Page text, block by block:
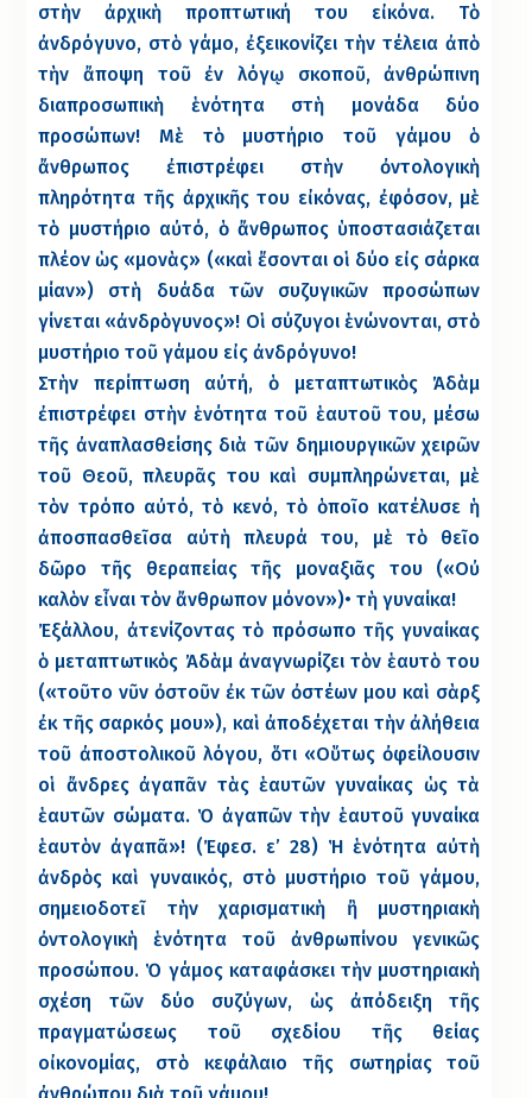
στὴν ἀρχικὴ προπτωτική του εἰκόνα. Τὸ
ἀνδρόγυνο, στὸ γάμο, ἐξεικονίζει τὴν τέλεια ἀπὸ
τὴν ἄποψη τοῦ ἐν λόγῳ σκοποῦ, ἀνθρώπινη
διαπροσωπικὴ ἑνότητα στὴ μονάδα δύο
προσώπων! Μὲ τὸ μυστήριο τοῦ γάμου ὁ
ἄνθρωπος ἐπιστρέφει στὴν ὀντολογικὴ
πληρότητα τῆς ἀρχικῆς του εἰκόνας, ἐφόσον, μὲ
τὸ μυστήριο αὐτό, ὁ ἄνθρωπος ὑποστασιάζεται
πλέον ὡς «μονὰς» («καὶ ἔσονται οἱ δύο εἰς σάρκα
μίαν») στὴ δυάδα τῶν συζυγικῶν προσώπων
γίνεται «ἀνδρὸγυνος»! Οἱ σύζυγοι ἑνώνονται, στὸ
μυστήριο τοῦ γάμου εἰς ἀνδρόγυνο!
Στὴν περίπτωση αὐτή, ὁ μεταπτωτικὸς Ἀδὰμ
ἐπιστρέφει στὴν ἑνότητα τοῦ ἑαυτοῦ του, μέσω
τῆς ἀναπλασθείσης διὰ τῶν δημιουργικῶν χειρῶν
τοῦ Θεοῦ, πλευρᾶς του καὶ συμπληρώνεται, μὲ
τὸν τρόπο αὐτό, τὸ κενό, τὸ ὁποῖο κατέλυσε ἡ
ἀποσπασθεῖσα αὐτὴ πλευρά του, μὲ τὸ θεῖο
δῶρο τῆς θεραπείας τῆς μοναξιᾶς του («Οὐ
καλὸν εἶναι τὸν ἄνθρωπον μόνον»)• τὴ γυναίκα!
Ἐξάλλου, ἀτενίζοντας τὸ πρόσωπο τῆς γυναίκας
ὁ μεταπτωτικὸς Ἀδὰμ ἀναγνωρίζει τὸν ἑαυτὸ του
(«τοῦτο νῦν ὀστοῦν ἐκ τῶν ὀστέων μου καὶ σὰρξ
ἐκ τῆς σαρκός μου»), καὶ ἀποδέχεται τὴν ἀλήθεια
τοῦ ἀποστολικοῦ λόγου, ὅτι «Οὕτως ὀφείλουσιν
οἱ ἄνδρες ἀγαπᾶν τὰς ἑαυτῶν γυναίκας ὡς τὰ
ἑαυτῶν σώματα. Ὁ ἀγαπῶν τὴν ἑαυτοῦ γυναίκα
ἑαυτὸν ἀγαπᾶ»! (Ἐφεσ. ε’ 28) Ἡ ἑνότητα αὐτὴ
ἀνδρὸς καὶ γυναικός, στὸ μυστήριο τοῦ γάμου,
σημειοδοτεῖ τὴν χαρισματικὴ ἢ μυστηριακὴ
ὀντολογικὴ ἑνότητα τοῦ ἀνθρωπίνου γενικῶς
προσώπου. Ὁ γάμος καταφάσκει τὴν μυστηριακὴ
σχέση τῶν δύο συζύγων, ὡς ἀπόδειξη τῆς
πραγματώσεως τοῦ σχεδίου τῆς θείας
οἰκονομίας, στὸ κεφάλαιο τῆς σωτηρίας τοῦ